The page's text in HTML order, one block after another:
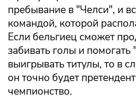
пребывание в "Челси", и
командой, которой
Если бельгиец сможет
забивать голы и помогать
выигрывать титулы, то в
он точно будет
чемпионство.